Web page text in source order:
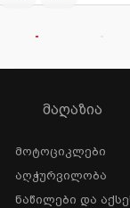
ᲛᲐᲦᲐᲖᲘᲐ
Მოტოციკლები
Აღჭურვილობა
Ნაწილები Და